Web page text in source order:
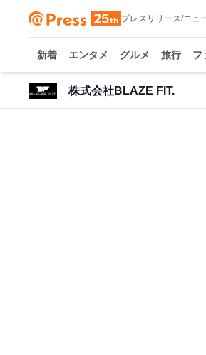
プレスリリース/ニュ
新着 エンタメ グルメ 旅行 フ
株式会社BLAZE FIT.